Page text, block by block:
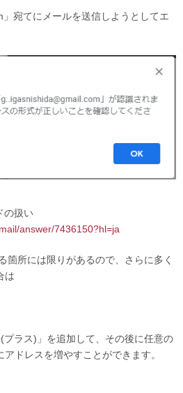
」宛てにメールを送信しようとしてエ
の扱い
answer/7436150?hl=ja
箇所には限りがあるので、さらに多く
は
ラス)」を追加して、その後に任意の
ドレスを増やすことができます。